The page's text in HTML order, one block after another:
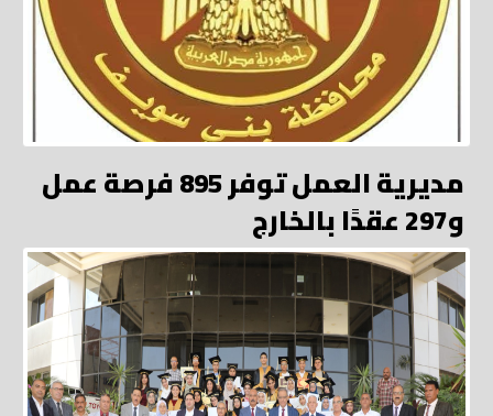
مديرية العمل توفر 895 فرصة عمل
و297 عقدًا بالخارج